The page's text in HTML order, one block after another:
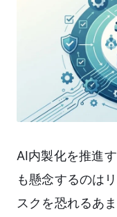
AI内製化を推進
も懸念するのは
スクを恐れるあ